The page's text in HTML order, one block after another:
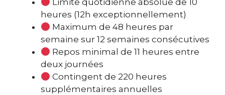
Limite quotidienne absolue de 10
heures (12h exceptionnellement)
Maximum de 48 heures par
semaine sur 12 semaines consécutives
Repos minimal de 11 heures entre
deux journées
Contingent de 220 heures
supplémentaires annuelles